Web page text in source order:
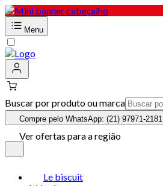
Menu
Buscar por produto ou marca
Compre pelo WhatsApp: (21) 97971-2181
Ver ofertas para a região
Le biscuit